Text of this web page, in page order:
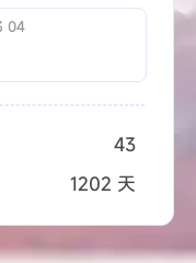
04
43
1202 天